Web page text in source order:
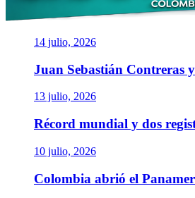
Asociación de Periodistas Deportivos
14 julio, 2026
Juan Sebastián Contreras
13 julio, 2026
Récord mundial y dos
10 julio, 2026
Colombia abrió el